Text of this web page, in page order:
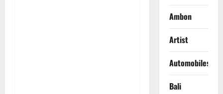
Ambon
Artist
Automobiles
Bali